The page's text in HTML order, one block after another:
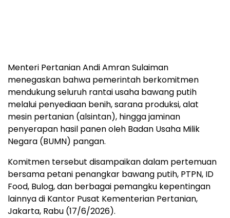
Menteri Pertanian Andi Amran Sulaiman
menegaskan bahwa pemerintah berkomitmen
mendukung seluruh rantai usaha bawang putih
melalui penyediaan benih, sarana produksi, alat
mesin pertanian (alsintan), hingga jaminan
penyerapan hasil panen oleh Badan Usaha Milik
Negara (BUMN) pangan.
Komitmen tersebut disampaikan dalam pertemuan
bersama petani penangkar bawang putih, PTPN, ID
Food, Bulog, dan berbagai pemangku kepentingan
lainnya di Kantor Pusat Kementerian Pertanian,
Jakarta, Rabu (17/6/2026).